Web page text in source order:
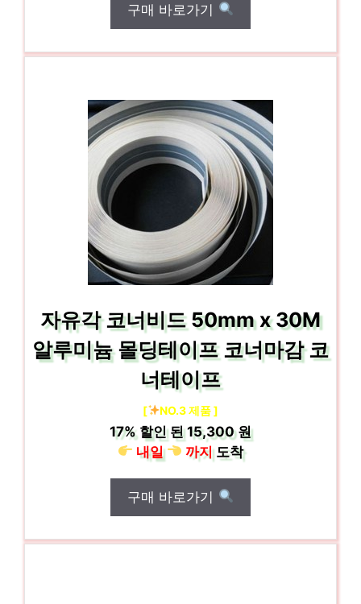
구매 바로가기
자유각 코너비드 50mm x 30M
알루미늄 몰딩테이프 코너마감 코
너테이프
[ NO.3 제품 ]
17% 할인 된15,300 원
내일
까지도착
구매 바로가기